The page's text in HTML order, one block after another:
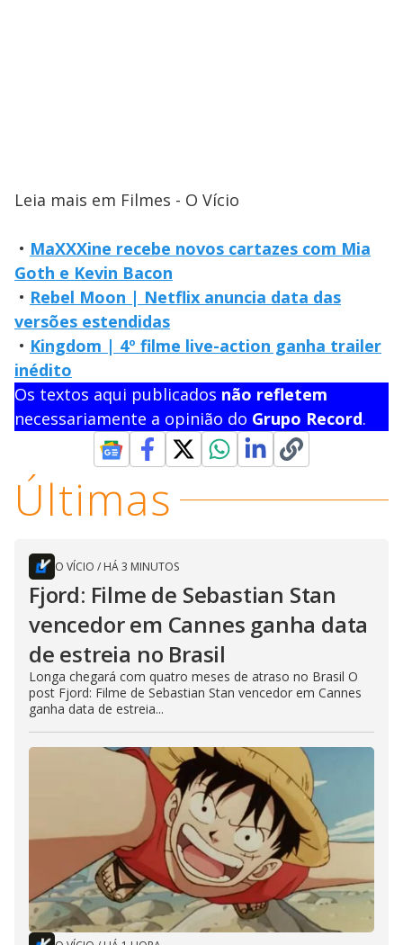
Leia mais em Filmes - O Vício
• MaXXXine recebe novos cartazes com Mia
Goth e Kevin Bacon
• Rebel Moon | Netflix anuncia data das
versões estendidas
• Kingdom | 4º filme live-action ganha trailer
inédito
Os textos aqui publicados não refletem
necessariamente a opinião do Grupo Record.
Últimas
O VÍCIO / HÁ 3 MINUTOS
Fjord: Filme de Sebastian Stan
vencedor em Cannes ganha data
de estreia no Brasil
Longa chegará com quatro meses de atraso no Brasil O
post Fjord: Filme de Sebastian Stan vencedor em Cannes
ganha data de estreia...